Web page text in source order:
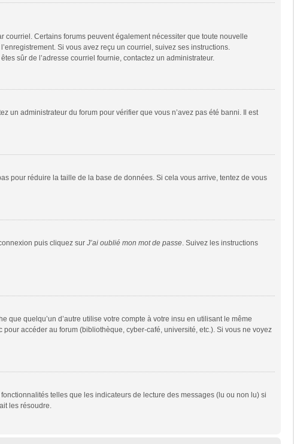
courriel. Certains forums peuvent également nécessiter que toute nouvelle
Si vous avez reçu un courriel, suivez ses instructions.
sûr de l’adresse courriel fournie, contactez un administrateur.
un administrateur du forum pour vérifier que vous n’avez pas été banni. Il est
pour réduire la taille de la base de données. Si cela vous arrive, tentez de vous
puis cliquez sur J’ai oublié mon mot de passe. Suivez les instructions
quelqu’un d’autre utilise votre compte à votre insu en utilisant le même
accéder au forum (bibliothèque, cyber-café, université, etc.). Si vous ne voyez
telles que les indicateurs de lecture des messages (lu ou non lu) si
les résoudre.